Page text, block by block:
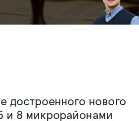
достроенного нового
и 8 микрорайонами